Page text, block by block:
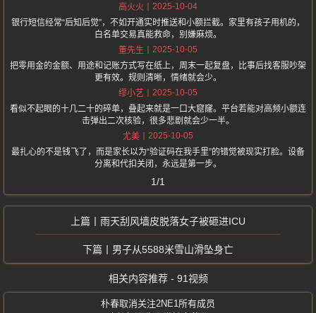
高火火
2025-10-04
银行短信经常“后知后觉”，不如开通实时推送和小额拦截。家里有孩子用机的，
白名单交易真能救命，别嫌麻烦。
董先生
2025-10-05
把零用金的金额、用途和记账方式写在纸上，周末一起复盘，比事后找客服吵架
更有效。规则清晰，情绪就会少。
缪小艺
2025-10-05
看似不起眼的十几二十的碎单，叠起来就是一口大窟窿。平台若能对高频小额连
击弹出二次核验，很多悲剧就会少一半。
尤美
2025-10-05
最扎心的不是钱飞了，而是家长以为“验证码在我手里”的错觉被现实打脸。设备
分离和代扣关闭，永远是第一步。
1/1
雨天刮风墙皮脱落女子被砸进ICU
男子从5588米雪山滑坠身亡
相关内容推荐 - 91视频
朴春取消关注2NE1所有成员